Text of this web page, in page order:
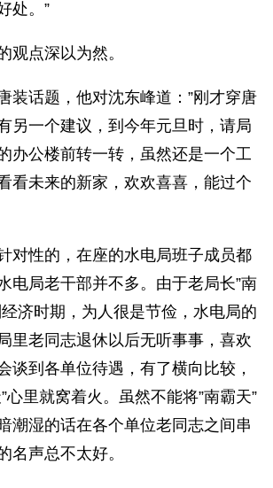
处。”
观点深以为然。
装话题，他对沈东峰道：”刚才穿唐
另一个建议，到今年元旦时，请局
办公楼前转一转，虽然还是一个工
看未来的新家，欢欢喜喜，能过个
对性的，在座的水电局班子成员都
电局老干部并不多。由于老局长”南
济时期，为人很是节俭，水电局的
里老同志退休以后无听事事，喜欢
谈到各单位待遇，有了横向比较，
心里就窝着火。虽然不能将”南霸天”
潮湿的话在各个单位老同志之间串
名声总不太好。